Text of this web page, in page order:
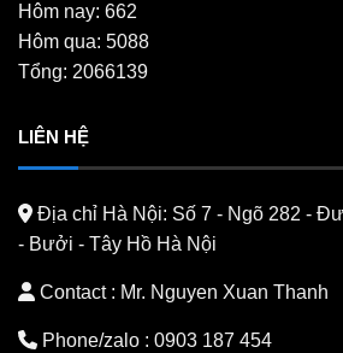
Hôm nay: 662
Hôm qua: 5088
Tổng: 2066139
LIÊN HỆ
Địa chỉ Hà Nội: Số 7 - Ngõ 282 -
- Bưởi - Tây Hồ Hà Nội
Contact : Mr. Nguyen Xuan Thanh
Phone/zalo : 0903 187 454